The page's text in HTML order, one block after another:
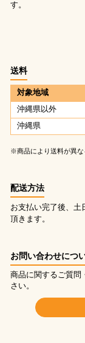
す。
送料
対象地域
沖縄県以外
沖縄県
※商品により送料が異な
配送方法
お支払い完了後、土
頂きます。
お問い合わせにつ
商品に関するご質問
さい。